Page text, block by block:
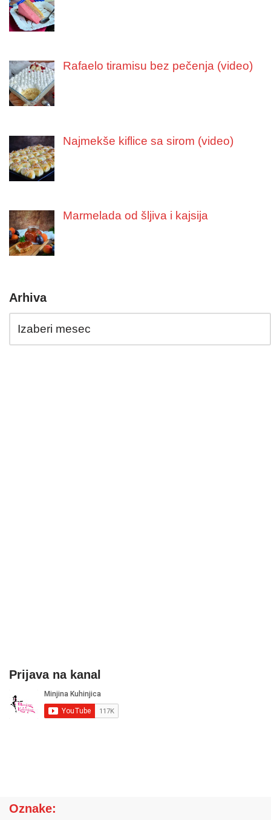
Rafaelo tiramisu bez pečenja (video)
Najmekše kiflice sa sirom (video)
Marmelada od šljiva i kajsija
Arhiva
Prijava na kanal
Oznake: